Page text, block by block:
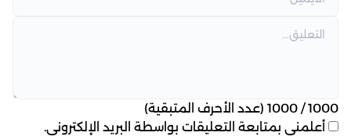
1000
/
1000 (عدد الأحرف المتبقية)
أعلمني بمتابعة التعليقات بواسطة البريد الإلكتروني.